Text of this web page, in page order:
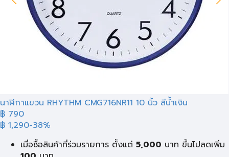
นาฬิกาแขวน RHYTHM CMG716NR11 10 นิ้ว สีน้ำเงิน
฿ 790
฿ 1,290-38%
เมื่อซื้อสินค้าที่ร่วมรายการ ตั้งแต่ 5,000 บาท ขึ้นไปลดเพิ่ม